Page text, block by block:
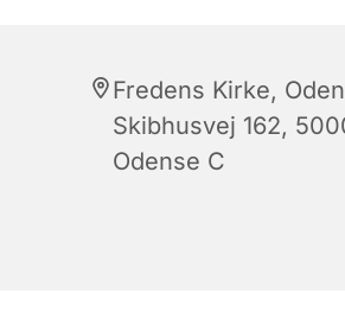
Fredens Kirke,
Skibhusvej 162,
Odense C